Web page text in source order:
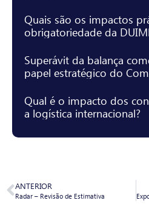
Quais são os impactos
obrigatoriedade da
Superávit da balança
papel estratégico do
Qual é o impacto dos
a logística internacional?
ANTERIOR
Radar – Revisão de Estimativa